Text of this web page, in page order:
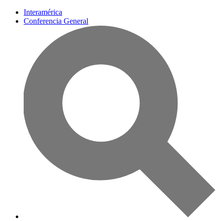
Interamérica
Conferencia General